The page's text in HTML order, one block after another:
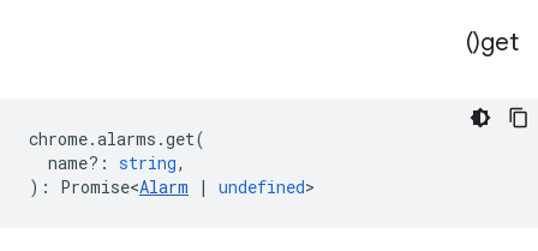
get(
)
chrome.alarms .get(
name? : string,
) : Promise<Alarm | undefined>